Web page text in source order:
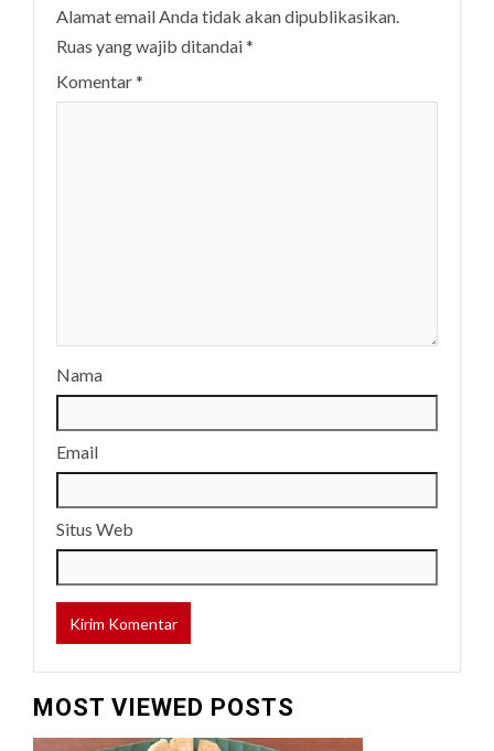
Alamat email Anda tidak akan dipublikasikan.
Ruas yang wajib ditandai*
Komentar*
Nama
Email
Situs Web
MOST VIEWED POSTS